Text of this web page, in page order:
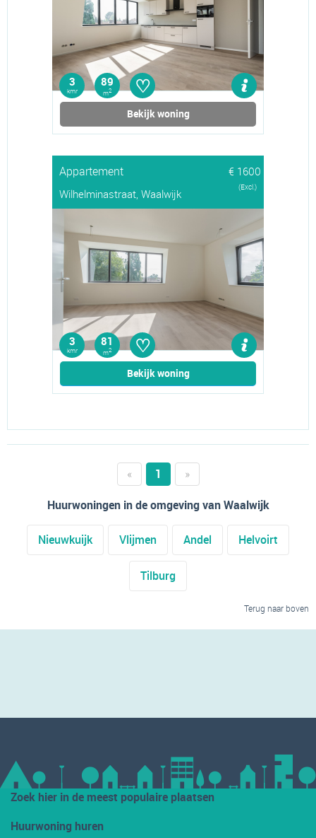
3
kmr
89
m2 ♡
Bekijk woning
Appartement
€ 1600
Wilhelminastraat, Waalwijk
(Excl.)
3
kmr
81
m2 ♡
Bekijk woning
« 1
»
Huurwoningen in de omgeving van Waalwijk
Nieuwkuijk Vlijmen Andel Helvoirt
Tilburg
Terug naar boven
Zoek hier in de meest populaire plaatsen
Huurwoning huren